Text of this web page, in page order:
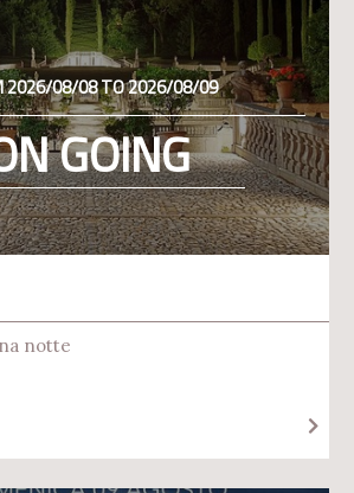
2026/08/08 TO 2026/08/09
GOING
notte